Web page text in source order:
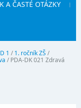
A ČASTÉ OTÁZKY
1 / 1. ročník ZŠ /
/ PDA-DK 021 Zdravá